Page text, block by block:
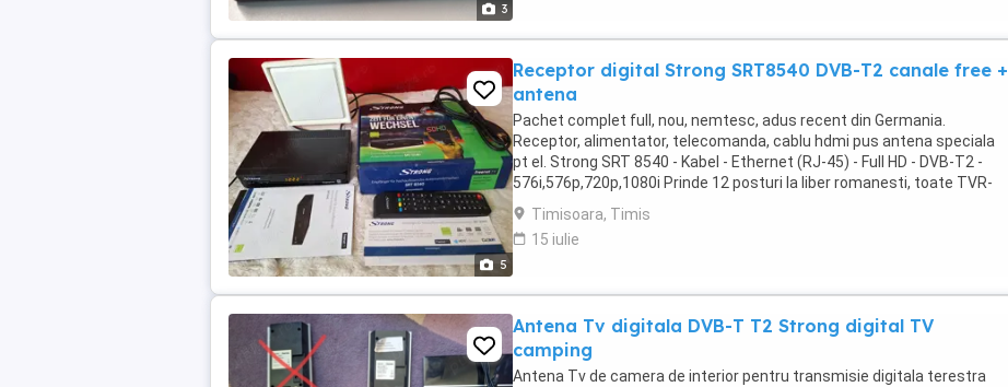
3
5
Receptor digital Strong SRT8540 DVB-T2 canale free +
antena
Pachet complet full, nou, nemtesc, adus recent din Germania.
Receptor, alimentator, telecomanda, cablu hdmi pus antena speciala
pt el. Strong SRT 8540 - Kabel - Ethernet (RJ-45) - Full HD - DVB-T2 -
576i,576p,720p,1080i Prinde 12 posturi la liber romanesti, toate TVR-
urile existente. Se poate folosi ...
Timisoara, Timis
15 iulie
Antena Tv digitala DVB-T T2 Strong digital TV
camping
Antena Tv de camera de interior pentru transmisie digitala terestra